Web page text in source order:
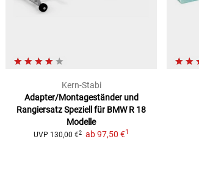
Kern-Stabi
Adapter/Montageständer und
RangiersatzSpeziell für BMW R 18
Modelle
UVP 130,00 €2 ab97,50 €1